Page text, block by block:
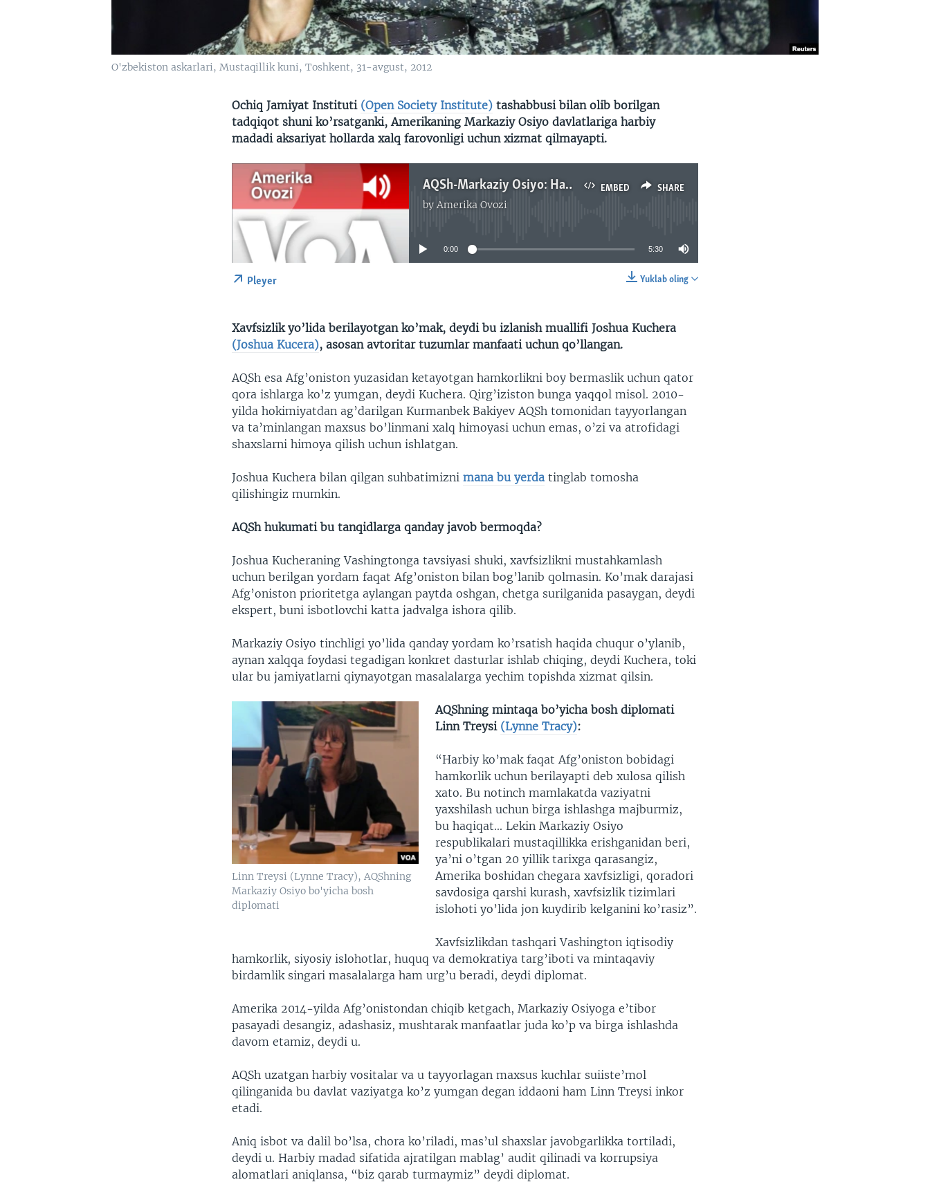
O'zbekiston askarlari, Mustaqillik kuni, Toshkent, 31-avgust, 2012
Ochiq Jamiyat Instituti (Open Society Institute) tashabbusi bilan olib borilgan
tadqiqot shuni ko’rsatganki, Amerikaning Markaziy Osiyo davlatlariga harbiy
madadi aksariyat hollarda xalq farovonligi uchun xizmat qilmayapti.
EMBED SHARE
AQSh-Markaziy Osiyo: Harbiy yordam/Navbahor Imamova
byAmerika Ovozi
No media source currently available
0:00 5:30
Yuklab oling
Pleyer
Xavfsizlik yo’lida berilayotgan ko’mak, deydi bu izlanish muallifi Joshua Kuchera
(Joshua Kucera), asosan avtoritar tuzumlar manfaati uchun qo’llangan.
AQSh esa Afg’oniston yuzasidan ketayotgan hamkorlikni boy bermaslik uchun qator
qora ishlarga ko’z yumgan, deydi Kuchera. Qirg’iziston bunga yaqqol misol. 2010-
yilda hokimiyatdan ag’darilgan Kurmanbek Bakiyev AQSh tomonidan tayyorlangan
va ta’minlangan maxsus bo’linmani xalq himoyasi uchun emas, o’zi va atrofidagi
shaxslarni himoya qilish uchun ishlatgan.
Joshua Kuchera bilan qilgan suhbatimiznimana bu yerda tinglab tomosha
qilishingiz mumkin.
AQSh hukumati bu tanqidlarga qanday javob bermoqda?
Joshua Kucheraning Vashingtonga tavsiyasi shuki, xavfsizlikni mustahkamlash
uchun berilgan yordam faqat Afg’oniston bilan bog’lanib qolmasin. Ko’mak darajasi
Afg’oniston prioritetga aylangan paytda oshgan, chetga surilganida pasaygan, deydi
ekspert, buni isbotlovchi katta jadvalga ishora qilib.
Markaziy Osiyo tinchligi yo’lida qanday yordam ko’rsatish haqida chuqur o’ylanib,
aynan xalqqa foydasi tegadigan konkret dasturlar ishlab chiqing, deydi Kuchera, toki
ular bu jamiyatlarni qiynayotgan masalalarga yechim topishda xizmat qilsin.
Linn Treysi (Lynne Tracy), AQShning
Markaziy Osiyo bo'yicha bosh
diplomati
AQShning mintaqa bo’yicha bosh diplomati
Linn Treysi (Lynne Tracy):
“Harbiy ko’mak faqat Afg’oniston bobidagi
hamkorlik uchun berilayapti deb xulosa qilish
xato. Bu notinch mamlakatda vaziyatni
yaxshilash uchun birga ishlashga majburmiz,
bu haqiqat... Lekin Markaziy Osiyo
respublikalari mustaqillikka erishganidan beri,
ya’ni o’tgan 20 yillik tarixga qarasangiz,
Amerika boshidan chegara xavfsizligi, qoradori
savdosiga qarshi kurash, xavfsizlik tizimlari
islohoti yo’lida jon kuydirib kelganini ko’rasiz”.
Xavfsizlikdan tashqari Vashington iqtisodiy
hamkorlik, siyosiy islohotlar, huquq va demokratiya targ’iboti va mintaqaviy
birdamlik singari masalalarga ham urg’u beradi, deydi diplomat.
Amerika 2014-yilda Afg’onistondan chiqib ketgach, Markaziy Osiyoga e’tibor
pasayadi desangiz, adashasiz, mushtarak manfaatlar juda ko’p va birga ishlashda
davom etamiz, deydi u.
AQSh uzatgan harbiy vositalar va u tayyorlagan maxsus kuchlar suiiste’mol
qilinganida bu davlat vaziyatga ko’z yumgan degan iddaoni ham Linn Treysi inkor
etadi.
Aniq isbot va dalil bo’lsa, chora ko’riladi, mas’ul shaxslar javobgarlikka tortiladi,
deydi u. Harbiy madad sifatida ajratilgan mablag’ audit qilinadi va korrupsiya
alomatlari aniqlansa, “biz qarab turmaymiz” deydi diplomat.